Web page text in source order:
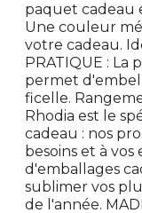
paquet cadeau
Une couleur
votre cadeau.
PRATIQUE : La
permet
ficelle.
Rhodia est le
cadeau : nos
besoins et à
d'emballages
sublimer vos
de l'année.